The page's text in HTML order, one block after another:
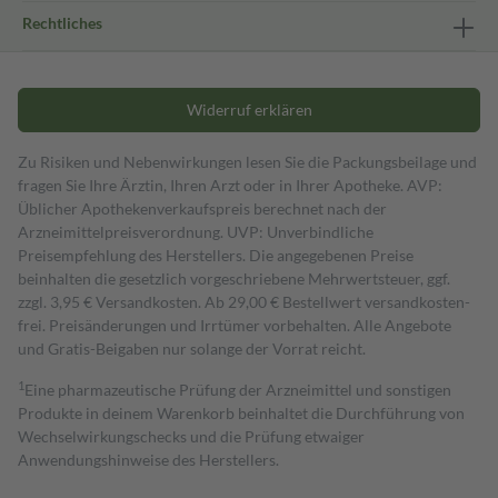
Rechtliches
Widerruf erklären
Zu Risiken und Nebenwirkungen lesen Sie die Packungsbeilage und
fragen Sie Ihre Ärztin, Ihren Arzt oder in Ihrer Apotheke. AVP:
Üblicher Apothekenverkaufspreis berechnet nach der
Arzneimittelpreisverordnung. UVP: Unverbindliche
Preisempfehlung des Herstellers. Die angegebenen Preise
beinhalten die gesetzlich vorgeschriebene Mehrwertsteuer, ggf.
zzgl. 3,95 € Versandkosten. Ab 29,00 € Bestell­wert versand­kosten­
frei. Preisänderungen und Irrtümer vorbehalten. Alle Angebote
und Gratis-Beigaben nur solange der Vorrat reicht.
1 Eine pharmazeutische Prüfung der Arzneimittel und sonstigen
Produkte in deinem Warenkorb beinhaltet die Durchführung von
Wechselwirkungschecks und die Prüfung etwaiger
Anwendungshinweise des Herstellers.